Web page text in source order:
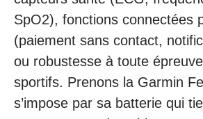
SpO2), fonctions connectées
(paiement sans contact,
ou robustesse à toute
sportifs. Prenons la Garmin
s’impose par sa batterie qui